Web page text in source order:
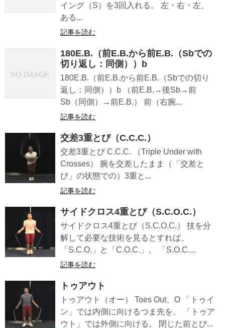
イング（S）を3回入れる。 左・右・左、
ある...
記事を読む
180E.B.（前E.B.から前E.B.（Sbでの
切り返し：同側））b
180E.B.（前E.B.から前E.B.（Sbでの切り
返し：同側））b （前E.B.→後Sb→前
Sb（同側）→前E.B.） 前（右腕...
記事を読む
交差3重とび（C.C.C.）
交差3重とび C.C.C. （Triple Under with
Crosses） 腕を交差したまま（「交差と
び」の状態での）3重と...
記事を読む
サイドクロス4重とび（S.C.O.C.）
サイドクロス4重とび（S.C.O.C.） 技を分
解して必要な技術を見るとすれば、
「S.C.O.」と「C.O.C.」。 「S.O.C....
記事を読む
トゥアウト
トゥアウト（オー） Toes Out、O 「トゥイ
ン」では内側に向けるつま先を、 「トゥア
ウト」では外側に向ける。 閉じた前とび...